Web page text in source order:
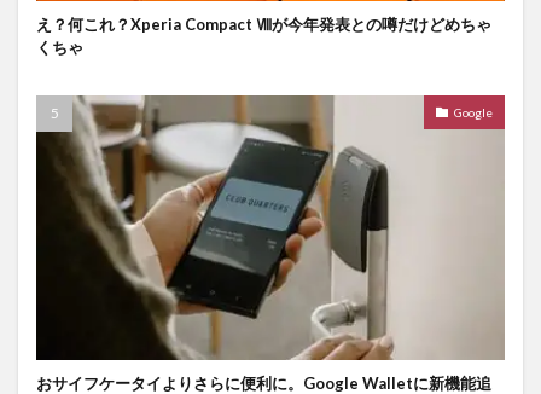
え？何これ？Xperia Compact Ⅷが今年発表との噂だけどめちゃ
くちゃ
Google
おサイフケータイよりさらに便利に。Google Walletに新機能追